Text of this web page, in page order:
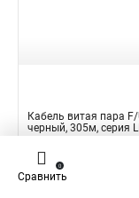
Кабель витая пара F/
черный, 305м, серия
Подробнее
Наличие:
Сравнить
0